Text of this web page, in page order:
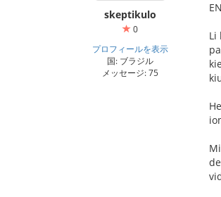
skeptikulo
0
プロフィールを表示
国: ブラジル
メッセージ: 75
Li